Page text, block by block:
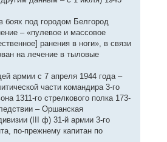
боях под городом Белгород
– «пулевое и массовое
ранения в ноги», в связи
на лечение в тыловые
армии с 7 апреля 1944 года –
части командира 3-го
1311-го стрелкового полка 173-
– Оршанская
(III ф) 31-й армии 3-го
по-прежнему капитан по